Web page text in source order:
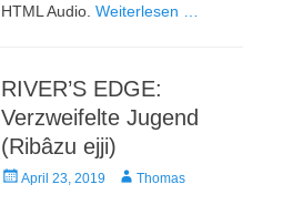
HTML Audio.Weiterlesen …
RIVER’S EDGE:
Verzweifelte Jugend
(Ribâzu ejji)
Veröffentlicht
April 23, 2019 AutorThomas